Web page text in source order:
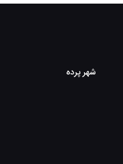
شهر پرده